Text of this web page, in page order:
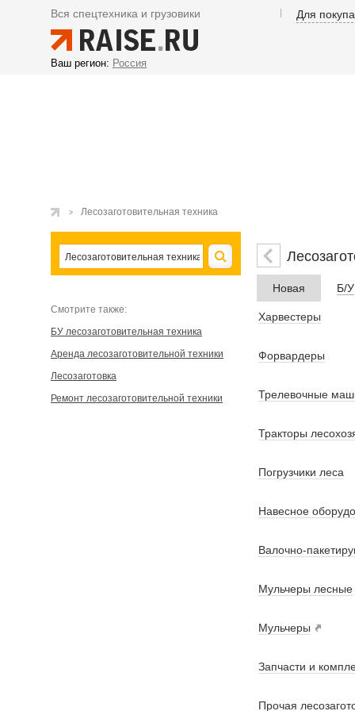
Вся спецтехника и грузовики Для
Ваш регион: Россия
Лесозаготовительная техника
Cмотрите также:
БУ лесозаготовительная техника
Аренда лесозаготовительной техники
Лесозаготовка
Ремонт лесозаготовительной техники
Новая Б/У
Харвестеры
Форвардеры
Трелевочные
Тракторы
Погрузчики леса
Навесное
Валочно-
Мульчеры лесные
Мульчеры
Запчасти и
Прочая